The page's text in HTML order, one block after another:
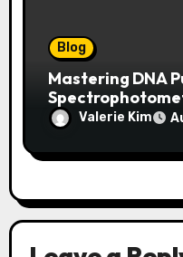
Blog
Mastering DNA
Research
Valerie Kim